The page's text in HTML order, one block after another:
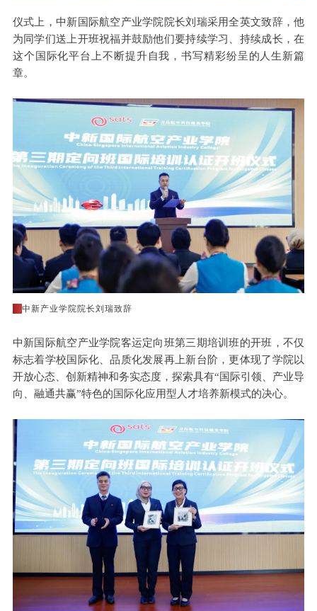
仪式上，中新国际航空产业学院院长刘瑞采用全英文致辞，他
为同学们送上开班祝福并鼓励他们要持续学习、持续成长，在
这个国际化平台上不断提升自我，书写精彩纷呈的人生新篇
章。
中新产业学院院长刘瑞致辞
中新国际航空产业学院客运定向班第三期培训班的开班，不仅
标志着学校国际化、品质化发展再上新台阶，更体现了学院以
开放心态、创新精神和务实态度，探索具有“国际引领、产业导
向、融通共赢”特色的国际化应用型人才培养新模式的决心。